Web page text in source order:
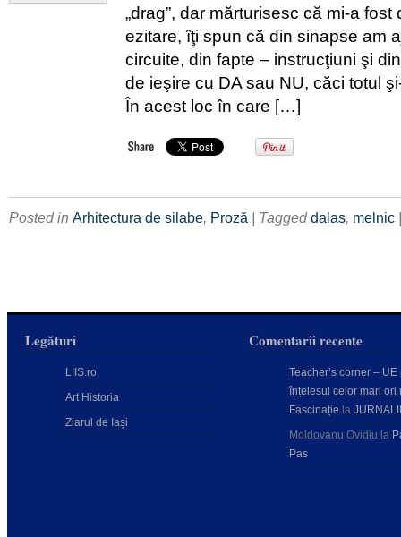
„drag”, dar mărturisesc că mi-a fost
ezitare, îţi spun că din sinapse am
circuite, din fapte – instrucţiuni şi
de ieşire cu DA sau NU, căci totul
În acest loc în care […]
Posted in Arhitectura de silabe, Proză | Taggeddalas, melnic
Legături
LIIS.ro
Art Historia
Ziarul de Iași
Comentarii recente
Teacher’s corner – UE
înțelesul celor mari ori
Fascinație la
Moldovanu Ovidiu la
Pas